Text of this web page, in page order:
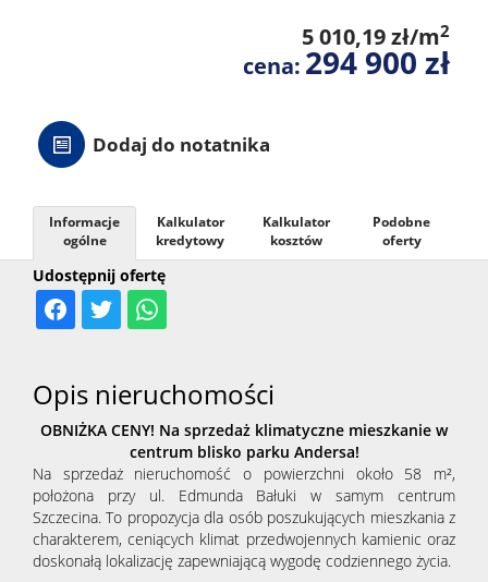
5 010,19 zł/m2
cena: 294 900 zł
Dodaj do notatnika
Udostępnij ofertę
Informacje
ogólne
Kalkulator
kredytowy
Kalkulator
kosztów
Podobne
oferty
Opis nieruchomości
OBNIŻKA CENY! Na sprzedaż klimatyczne mieszkanie w
centrum blisko parku Andersa!
Na sprzedaż nieruchomość o powierzchni około 58 m²,
położona przy ul. Edmunda Bałuki w samym centrum
Szczecina. To propozycja dla osób poszukujących mieszkania z
charakterem, ceniących klimat przedwojennych kamienic oraz
doskonałą lokalizację zapewniającą wygodę codziennego życia.